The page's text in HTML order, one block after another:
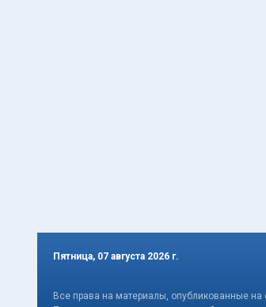
Пятница, 07 августа 2026 г.
Все права на материалы, опубликованные на